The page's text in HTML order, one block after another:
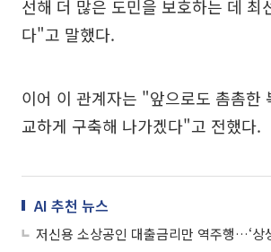
선해 더 많은 도민을 보호하는 데 최
다"고 말했다.
이어 이 관계자는 "앞으로도 촘촘한
교하게 구축해 나가겠다"고 전했다.
AI 추천 뉴스
저신용 소상공인 대출금리만 역주행…‘상